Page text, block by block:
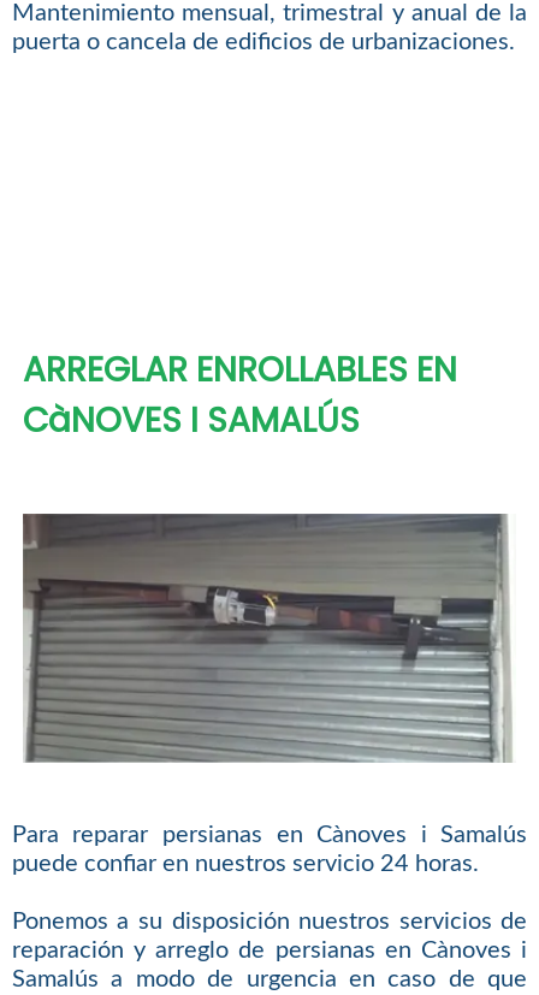
Mantenimiento mensual, trimestral y anual de la
puerta o cancela de edificios de urbanizaciones.
ARREGLAR ENROLLABLES EN
CàNOVES I SAMALÚS
Para reparar persianas en Cànoves i Samalús
puede confiar en nuestros servicio 24 horas.
Ponemos a su disposición nuestros servicios de
reparación y arreglo de persianas en Cànoves i
Samalús a modo de urgencia en caso de que